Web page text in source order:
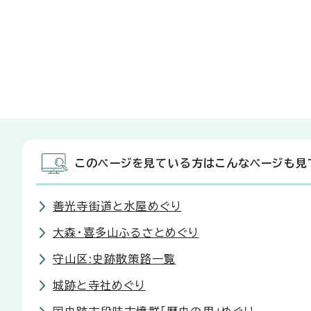
このページを見ている方はこんなページも見
善光寺街道と水屋めぐり
大森・喜多山ふるさとめぐり
守山区:史跡散策路一覧
城跡と寺社めぐり